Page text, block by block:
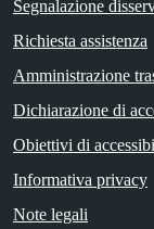
Segnalazione
Richiesta assistenza
Amministrazione
Dichiarazione di
Obiettivi di
Informativa privacy
Note legali